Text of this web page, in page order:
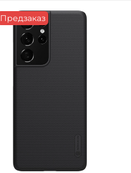
Предзаказ